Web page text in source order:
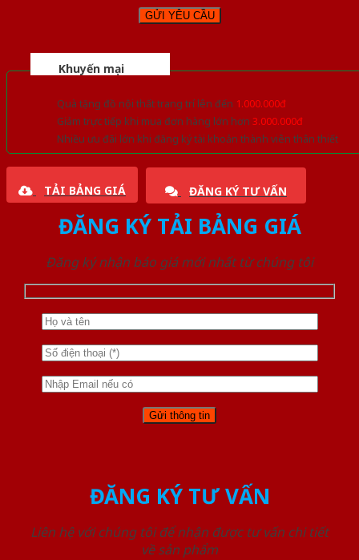
Khuyến mại
Quà tặng đồ nội thất trang trí lên đến 1.000.000đ
Giảm trực tiếp khi mua đơn hàng lớn hơn 3.000.000đ
Nhiều ưu đãi lớn khi đăng ký tài khoản thành viên thân thiết
TẢI BẢNG GIÁ ĐĂNG KÝ TƯ VẤN
ĐĂNG KÝ TẢI BẢNG GIÁ
Đăng ký nhận báo giá mới nhất từ chúng tôi
ĐĂNG KÝ TƯ VẤN
Liên hệ với chúng tôi để nhận được tư vấn chi tiết
về sản phẩm